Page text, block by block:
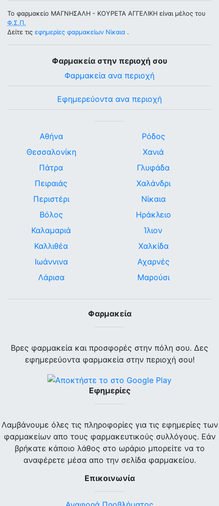
Το φαρμακείο ΜΑΓΝΗΣΑΛΗ - ΚΟΥΡΕΤΑ ΑΓΓΕΛΙΚΗ είναι μέλος του
Φ.Σ.Π.
Δείτε τις εφημερίες φαρμακείων Νίκαια .
Φαρμακεία στην περιοχή σου
Φαρμακεία ανα περιοχή
Εφημερεύοντα ανα περιοχή
Αθήνα
Θεσσαλονίκη
Πάτρα
Πειραιάς
Περιστέρι
Βόλος
Καλαμαριά
Καλλιθέα
Ιωάννινα
Λάρισα
Ρόδος
Χανιά
Γλυφάδα
Χαλάνδρι
Νίκαια
Ηράκλειο
Ίλιον
Χαλκίδα
Αχαρνές
Μαρούσι
Φαρμακεία
Βρες φαρμακεία και προσφορές στην πόλη σου. Δες
εφημερεύοντα φαρμακεία στην περιοχή σου!
Εφημερίες
Λαμβάνουμε όλες τις πληροφορίες για τις εφημερίες των
φαρμακείων απο τους φαρμακευτικούς συλλόγους. Εάν
βρήκατε κάποιο λάθος στο ωράριο μπορείτε να το
αναφέρετε μέσα απο την σελίδα φαρμακείου.
Επικοινωνία